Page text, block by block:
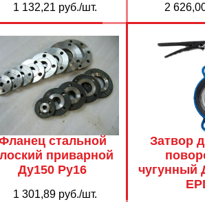
1 132,21 руб./шт. 2
стальной
приварной
Ду150 Ру16
1 301,89 руб./шт.
Затвор
чугунный